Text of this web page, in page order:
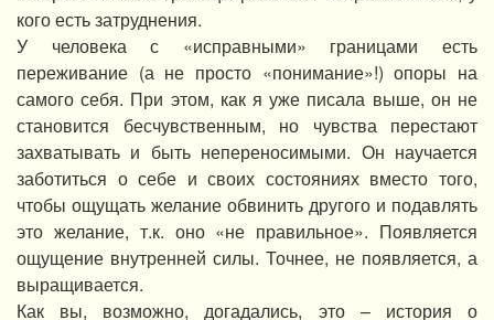
кого есть затруднения.
У человека с «исправными» границами есть
переживание (а не просто «понимание»!) опоры на
самого себя. При этом, как я уже писала выше, он не
становится бесчувственным, но чувства перестают
захватывать и быть непереносимыми. Он научается
заботиться о себе и своих состояниях вместо того,
чтобы ощущать желание обвинить другого и подавлять
это желание, т.к. оно «не правильное». Появляется
ощущение внутренней силы. Точнее, не появляется, а
выращивается.
Как вы, возможно, догадались, это – история о